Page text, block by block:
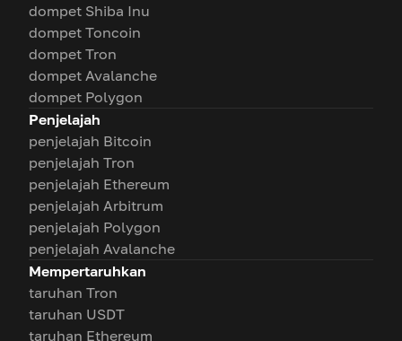
dompet Shiba Inu
dompet Toncoin
dompet Tron
dompet Avalanche
dompet Polygon
Penjelajah
penjelajah Bitcoin
penjelajah Tron
penjelajah Ethereum
penjelajah Arbitrum
penjelajah Polygon
penjelajah Avalanche
Mempertaruhkan
taruhan Tron
taruhan USDT
taruhan Ethereum